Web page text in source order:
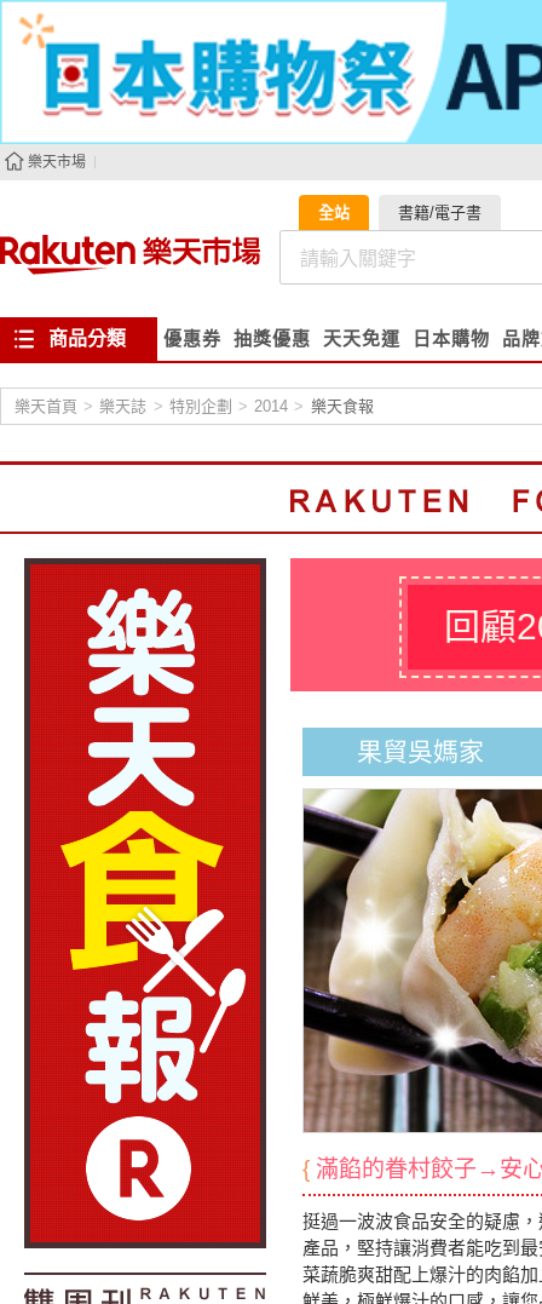
樂天市場
全站 書籍/電子書
商品分類 優惠券 抽獎優惠 天天免運 日本購物 品
樂天首頁 > 樂天誌 > 特別企劃 > 2014 > 樂天食報
回顧
果貿吳媽家
{ 滿餡的眷村餃子→安
挺過一波波食品安全的疑慮
產品，堅持讓消費者能吃到
菜蔬脆爽甜配上爆汁的肉餡